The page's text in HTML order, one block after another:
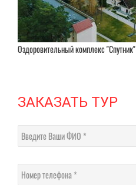
Оздоровительный комплекс "Спутник"
ЗАКАЗАТЬ ТУР
Введите Ваши ФИО
Номер телефона